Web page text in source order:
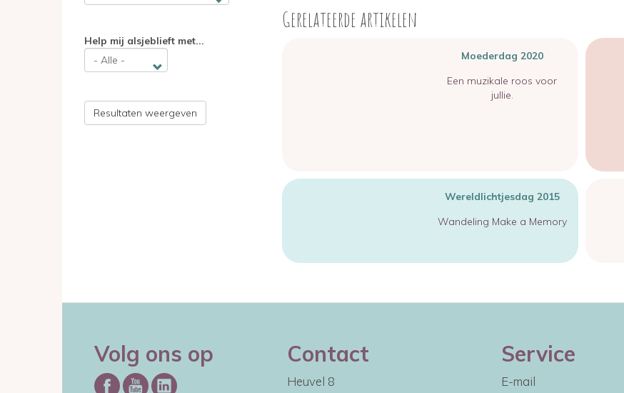
Help mij alsjeblieft met...
Resultaten weergeven
Gerelateerde artikelen
Moederdag 2020
Een muzikale roos voor
jullie.
Wereldlichtjesdag 2015
Wandeling Make a Memory
Volg ons op Contact
Heuvel 8
Service
E-mail